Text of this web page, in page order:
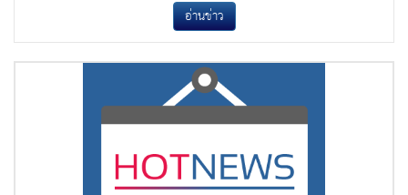
อ่านข่าว